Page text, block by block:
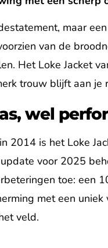
maar
van de
Het Loke Jacket
trouw blijft aan
wel
2014 is het Loke
voor 2025
toe: een
met een
veld.